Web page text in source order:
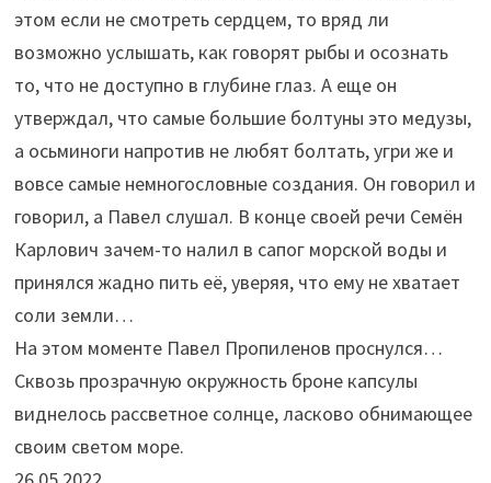
этом если не смотреть сердцем, то вряд ли
возможно услышать, как говорят рыбы и осознать
то, что не доступно в глубине глаз. А еще он
утверждал, что самые большие болтуны это медузы,
а осьминоги напротив не любят болтать, угри же и
вовсе самые немногословные создания. Он говорил и
говорил, а Павел слушал. В конце своей речи Семён
Карлович зачем-то налил в сапог морской воды и
принялся жадно пить её, уверяя, что ему не хватает
соли земли…
На этом моменте Павел Пропиленов проснулся…
Сквозь прозрачную окружность броне капсулы
виднелось рассветное солнце, ласково обнимающее
своим светом море.